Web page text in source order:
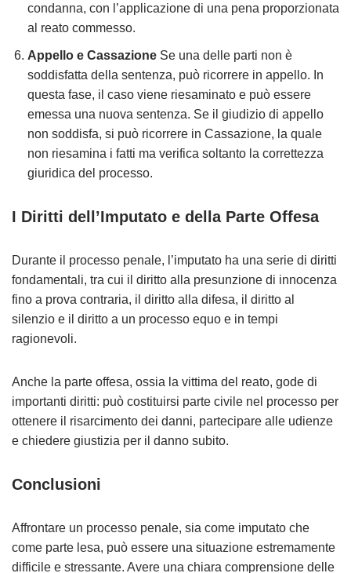
condanna, con l’applicazione di una pena proporzionata
al reato commesso.
Appello e Cassazione Se una delle parti non è
soddisfatta della sentenza, può ricorrere in appello. In
questa fase, il caso viene riesaminato e può essere
emessa una nuova sentenza. Se il giudizio di appello
non soddisfa, si può ricorrere in Cassazione, la quale
non riesamina i fatti ma verifica soltanto la correttezza
giuridica del processo.
I Diritti dell’Imputato e della Parte Offesa
Durante il processo penale, l’imputato ha una serie di diritti
fondamentali, tra cui il diritto alla presunzione di innocenza
fino a prova contraria, il diritto alla difesa, il diritto al
silenzio e il diritto a un processo equo e in tempi
ragionevoli.
Anche la parte offesa, ossia la vittima del reato, gode di
importanti diritti: può costituirsi parte civile nel processo per
ottenere il risarcimento dei danni, partecipare alle udienze
e chiedere giustizia per il danno subito.
Conclusioni
Affrontare un processo penale, sia come imputato che
come parte lesa, può essere una situazione estremamente
difficile e stressante. Avere una chiara comprensione delle